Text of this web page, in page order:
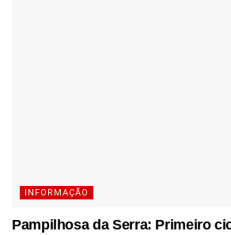
INFORMAÇÃO
Pampilhosa da Serra: Primeiro